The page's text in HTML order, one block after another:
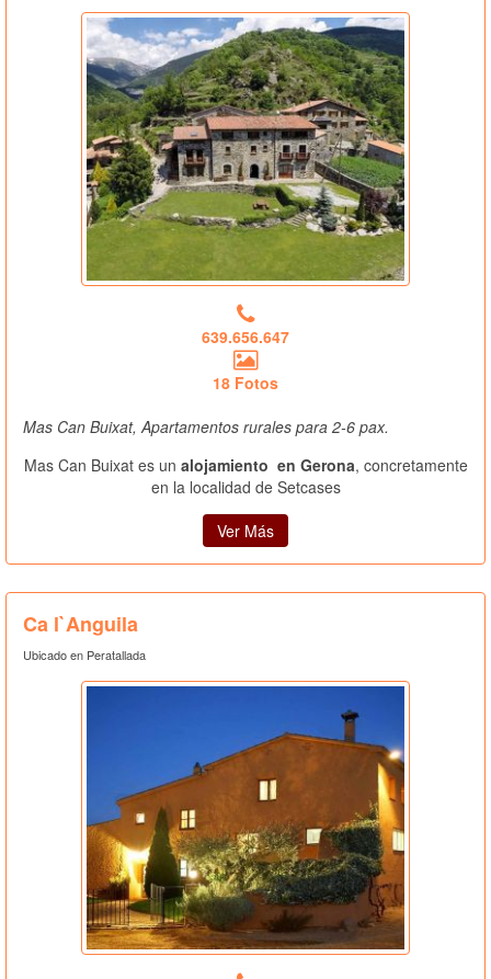
639.656.647
18 Fotos
Mas Can Buixat, Apartamentos rurales para 2-6 pax.
Mas Can Buixat es un alojamiento en Gerona, concretamente
en la localidad de Setcases
Ver Más
Ca l`Anguila
Ubicado en Peratallada